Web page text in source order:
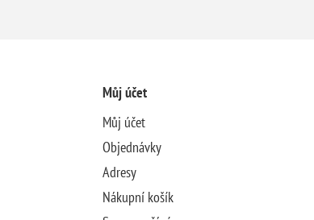
Můj účet
Můj účet
Objednávky
Adresy
Nákupní košík